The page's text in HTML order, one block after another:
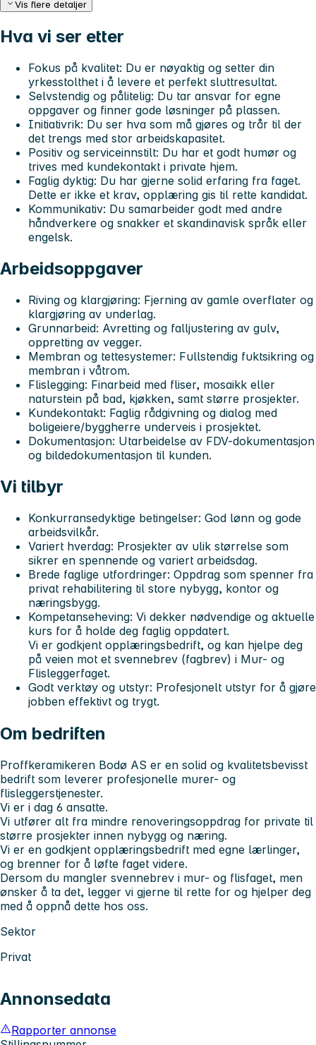
Vis flere detaljer
Hva vi ser etter
Fokus på kvalitet: Du er nøyaktig og setter din
yrkesstolthet i å levere et perfekt sluttresultat.
Selvstendig og pålitelig: Du tar ansvar for egne
oppgaver og finner gode løsninger på plassen.
Initiativrik: Du ser hva som må gjøres og trår til der
det trengs med stor arbeidskapasitet.
Positiv og serviceinnstilt: Du har et godt humør og
trives med kundekontakt i private hjem.
Faglig dyktig: Du har gjerne solid erfaring fra faget.
Dette er ikke et krav, opplæring gis til rette kandidat.
Kommunikativ: Du samarbeider godt med andre
håndverkere og snakker et skandinavisk språk eller
engelsk.
Arbeidsoppgaver
Riving og klargjøring: Fjerning av gamle overflater og
klargjøring av underlag.
Grunnarbeid: Avretting og falljustering av gulv,
oppretting av vegger.
Membran og tettesystemer: Fullstendig fuktsikring og
membran i våtrom.
Flislegging: Finarbeid med fliser, mosaikk eller
naturstein på bad, kjøkken, samt større prosjekter.
Kundekontakt: Faglig rådgivning og dialog med
boligeiere/byggherre underveis i prosjektet.
Dokumentasjon: Utarbeidelse av FDV-dokumentasjon
og bildedokumentasjon til kunden.
Vi tilbyr
Konkurransedyktige betingelser: God lønn og gode
arbeidsvilkår.
Variert hverdag: Prosjekter av ulik størrelse som
sikrer en spennende og variert arbeidsdag.
Brede faglige utfordringer: Oppdrag som spenner fra
privat rehabilitering til store nybygg, kontor og
næringsbygg.
Kompetanseheving: Vi dekker nødvendige og aktuelle
kurs for å holde deg faglig oppdatert.
Vi er godkjent opplæringsbedrift, og kan hjelpe deg
på veien mot et svennebrev (fagbrev) i Mur- og
Flisleggerfaget.
Godt verktøy og utstyr: Profesjonelt utstyr for å gjøre
jobben effektivt og trygt.
Om bedriften
Proffkeramikeren Bodø AS er en solid og kvalitetsbevisst
bedrift som leverer profesjonelle murer- og
flisleggerstjenester.
Vi er i dag 6 ansatte.
Vi utfører alt fra mindre renoveringsoppdrag for private til
større prosjekter innen nybygg og næring.
Vi er en godkjent opplæringsbedrift med egne lærlinger,
og brenner for å løfte faget videre.
Dersom du mangler svennebrev i mur- og flisfaget, men
ønsker å ta det, legger vi gjerne til rette for og hjelper deg
med å oppnå dette hos oss.
Sektor
Privat
Annonsedata
Rapporter annonse